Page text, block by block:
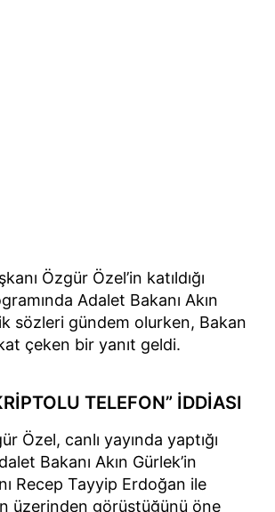
Özgür Özel’in katıldığı
Adalet Bakanı Akın
sözleri gündem olurken, Bakan
çeken bir yanıt geldi.
TELEFON” İDDİASI
Özel, canlı yayında yaptığı
Bakanı Akın Gürlek’in
Recep Tayyip Erdoğan ile
üzerinden görüştüğünü öne